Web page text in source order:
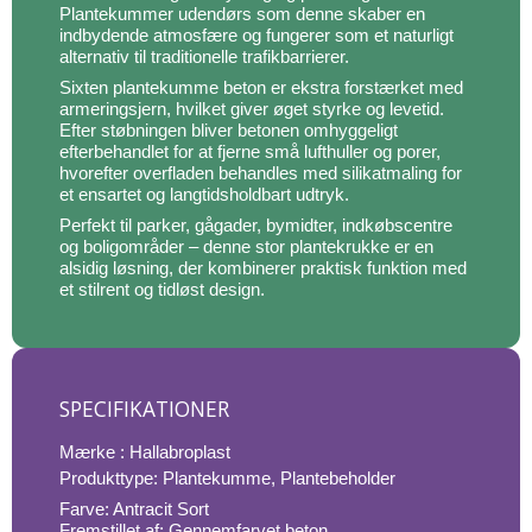
Plantekummer udendørs som denne skaber en
indbydende atmosfære og fungerer som et naturligt
alternativ til traditionelle trafikbarrierer.
Sixten plantekumme beton er ekstra forstærket med
armeringsjern, hvilket giver øget styrke og levetid.
Efter støbningen bliver betonen omhyggeligt
efterbehandlet for at fjerne små lufthuller og porer,
hvorefter overfladen behandles med silikatmaling for
et ensartet og langtidsholdbart udtryk.
Perfekt til parker, gågader, bymidter, indkøbscentre
og boligområder – denne stor plantekrukke er en
alsidig løsning, der kombinerer praktisk funktion med
et stilrent og tidløst design.
SPECIFIKATIONER
Mærke : Hallabroplast
Produkttype: Plantekumme, Plantebeholder
Farve: Antracit Sort